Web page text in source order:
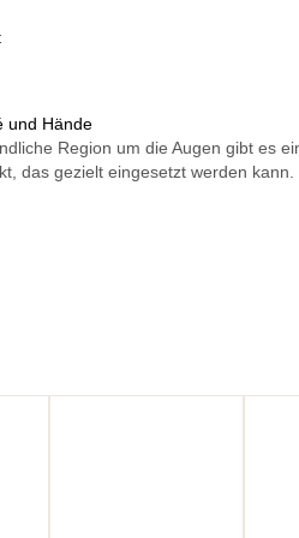
und Hände
Region um die Augen gibt es
das gezielt eingesetzt werden kann.